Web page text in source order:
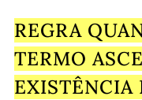
REGRA
TERMO
EXISTÊNCIA